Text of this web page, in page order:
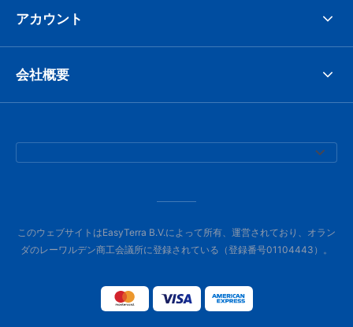
アカウント
会社概要
このウェブサイトはEasyTerra B.V.によって所有、運営されており、オラン
ダのレーワルデン商工会議所に登録されている（登録番号01104443）。